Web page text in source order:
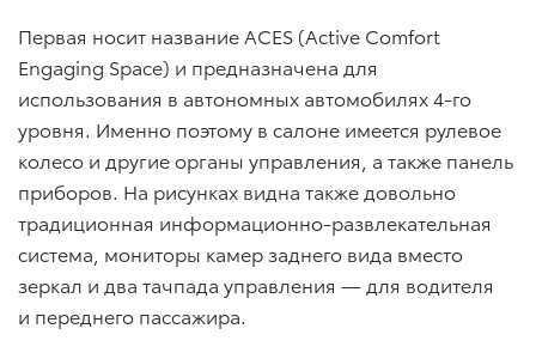
Первая носит название ACES (Active Comfort
Engaging Space) и предназначена для
использования в автономных автомобилях 4-го
уровня. Именно поэтому в салоне имеется рулевое
колесо и другие органы управления, а также панель
приборов. На рисунках видна также довольно
традиционная информационно-развлекательная
система, мониторы камер заднего вида вместо
зеркал и два тачпада управления — для водителя
и переднего пассажира.